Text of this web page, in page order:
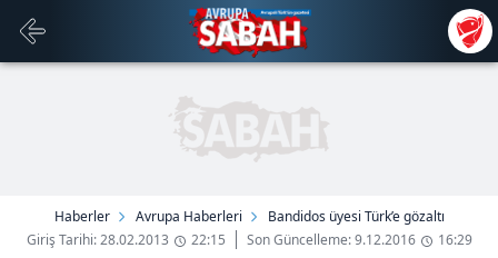
Haberler Avrupa Haberleri
Bandidos üyesi Türk’e gözaltı
Giriş Tarihi: 28.02.2013
22:15 Son Güncelleme: 9.12.2016 16:29